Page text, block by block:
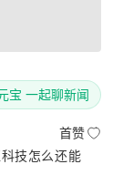
宝 一起聊新闻
首赞
技怎么还能